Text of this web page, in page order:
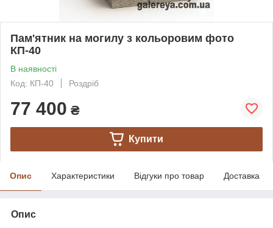
Пам'ятник на могилу з кольоровим фото
КП-40
В наявності
Код: КП-40
Роздріб
77 400 ₴
Купити
Опис Характеристики Відгуки про товар Доставка
Опис